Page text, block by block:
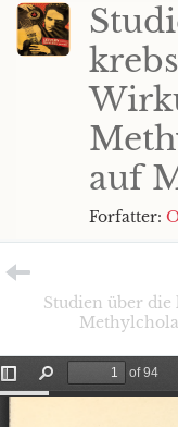
auf
Forfatter:
Studien über die